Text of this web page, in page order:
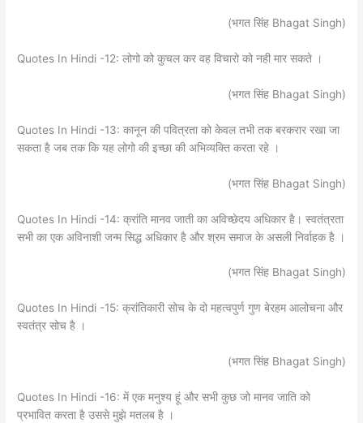
(भगत सिंह Bhagat Singh)
Quotes In Hindi -12: लोगो को कुचल कर वह विचारो को नही मार सकते ।
(भगत सिंह Bhagat Singh)
Quotes In Hindi -13: कानून की पवित्रता को केवल तभी तक बरकरार रखा जा
सकता है जब तक कि यह लोगो की इच्छा की अभिव्यक्ति करता रहे ।
(भगत सिंह Bhagat Singh)
Quotes In Hindi -14: क्रांति मानव जाती का अविच्छेदय अधिकार है। स्वतंत्रता
सभी का एक अविनाशी जन्म सिद्ध अधिकार है और श्रम समाज के असली निर्वाहक है ।
(भगत सिंह Bhagat Singh)
Quotes In Hindi -15: क्रांतिकारी सोच के दो महत्वपुर्ण गुण बेरहम आलोचना और
स्वतंत्र सोच है ।
(भगत सिंह Bhagat Singh)
Quotes In Hindi -16: में एक मनुश्य हूं और सभी कुछ जो मानव जाति को
प्रभावित करता है उससे मुझे मतलब है ।